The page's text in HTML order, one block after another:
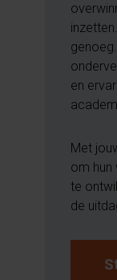
en
Met
om hun
te
de